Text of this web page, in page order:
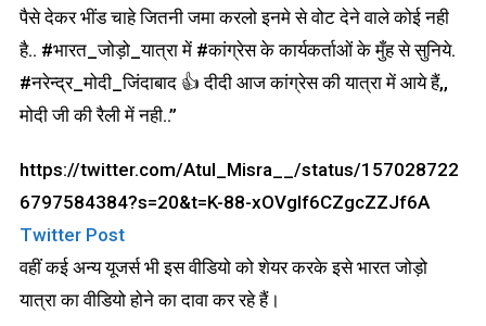
पैसे देकर भींड चाहे जितनी जमा करलो इनमे से वोट देने वाले कोई नही
है.. #भारत_जोड़ो_यात्रा में #कांग्रेस के कार्यकर्ताओं के मुँह से सुनिये.
#नरेन्द्र_मोदी_जिंदाबाद 👍 दीदी आज कांग्रेस की यात्रा में आये हैं,,
मोदी जी की रैली में नही..”
https://twitter.com/Atul_Misra__/status/157028722
6797584384?s=20&t=K-88-xOVgIf6CZgcZZJf6A
Twitter Post
वहीं कई अन्य यूजर्स भी इस वीडियो को शेयर करके इसे भारत जोड़ो
यात्रा का वीडियो होने का दावा कर रहे हैं।